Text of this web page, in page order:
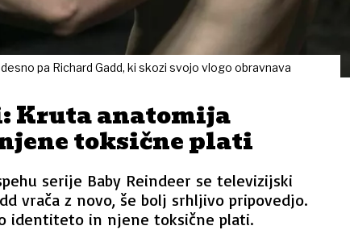
pa Richard Gadd, ki skozi svojo vlogo obravnava
Kruta anatomija
toksične plati
serije Baby Reindeer se televizijski
vrača z novo, še bolj srhljivo pripovedjo.
identiteto in njene toksične plati.